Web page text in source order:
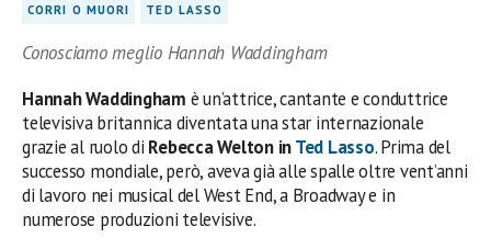
CORRI O MUORI TED LASSO
Conosciamo meglio Hannah Waddingham
Hannah Waddingham è un’attrice, cantante e conduttrice
televisiva britannica diventata una star internazionale
grazie al ruolo di Rebecca Welton inTed Lasso. Prima del
successo mondiale, però, aveva già alle spalle oltre vent’anni
di lavoro nei musical del West End, a Broadway e in
numerose produzioni televisive.